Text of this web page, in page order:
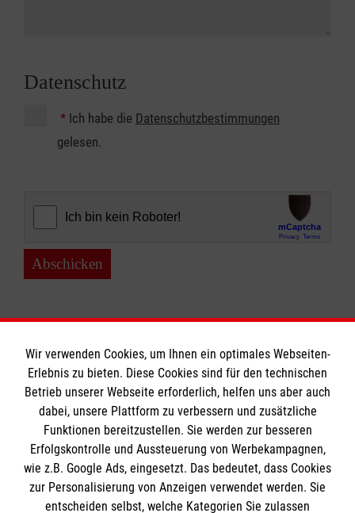
Datenschutz
* Ich habe die Datenschutzbestimmungen
gelesen.
Abschicken
Informationen
Impressum
Datenschutz
Barrierefreiheit
Die Malteser
Wir verwenden Cookies, um Ihnen ein optimales Webseiten-
Erlebnis zu bieten. Diese Cookies sind für den technischen
Betrieb unserer Webseite erforderlich, helfen uns aber auch
dabei, unsere Plattform zu verbessern und zusätzliche
Funktionen bereitzustellen. Sie werden zur besseren
Erfolgskontrolle und Aussteuerung von Werbekampagnen,
wie z.B. Google Ads, eingesetzt. Das bedeutet, dass Cookies
zur Personalisierung von Anzeigen verwendet werden. Sie
entscheiden selbst, welche Kategorien Sie zulassen